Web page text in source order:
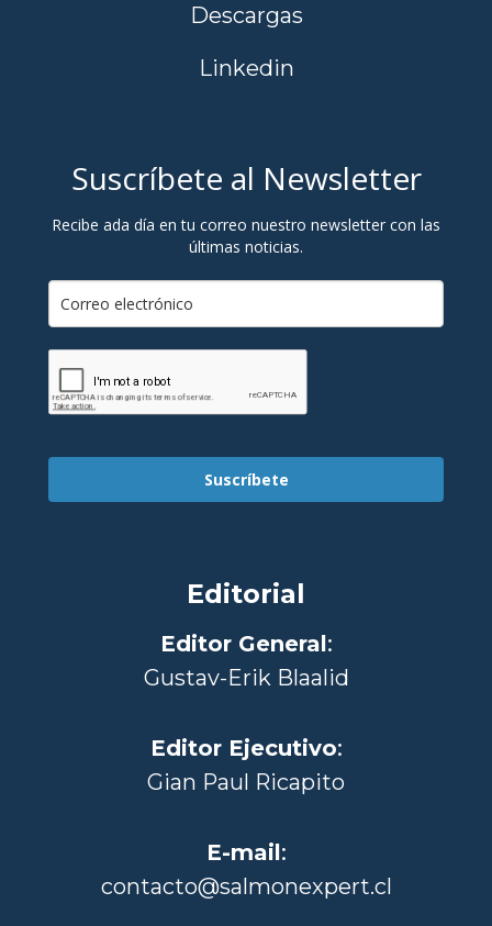
Descargas
Linkedin
Suscríbete al Newsletter
Recibe ada día en tu correo nuestro newsletter con las
últimas noticias.
Suscríbete
Editorial
Editor General:
Gustav-Erik Blaalid
Editor Ejecutivo:
Gian Paul Ricapito
E-mail:
contacto@salmonexpert.cl